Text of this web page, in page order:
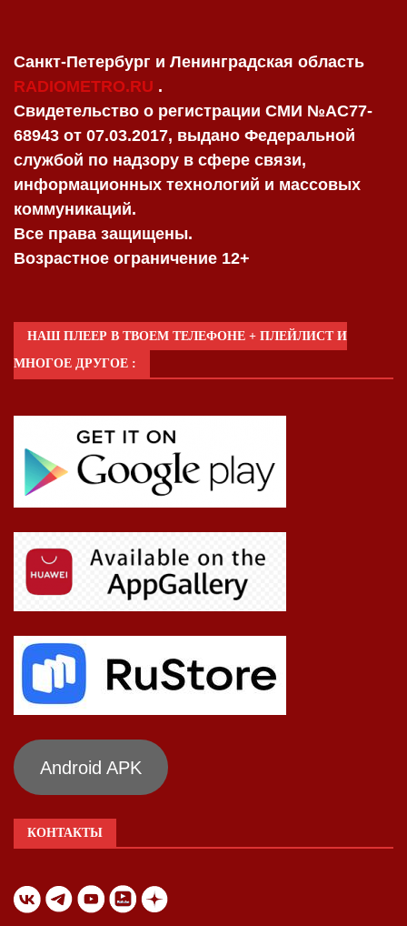
Санкт-Петербург и Ленинградская область
RADIOMETRO.RU .
Свидетельство о регистрации СМИ №AC77-
68943 от 07.03.2017, выдано Федеральной
службой по надзору в сфере связи,
информационных технологий и массовых
коммуникаций.
Все права защищены.
Возрастное ограничение 12+
НАШ ПЛЕЕР В ТВОЕМ ТЕЛЕФОНЕ + ПЛЕЙЛИСТ И
МНОГОЕ ДРУГОЕ :
Android APK
КОНТАКТЫ